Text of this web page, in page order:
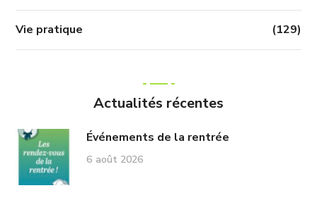
Vie pratique (129)
Actualités récentes
Événements de la rentrée
6 août 2026